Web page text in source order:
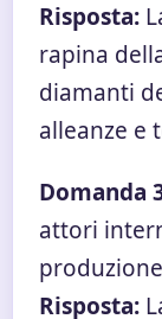
Risposta:
rapina
diamanti
alleanze e
Domanda
attori
Risposta: